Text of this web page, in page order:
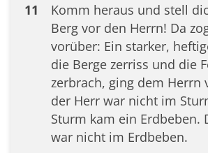
11
Komm heraus und stell
Berg vor den Herrn! Da
vorüber: Ein starker,
die Berge zerriss und die
zerbrach, ging dem Herrn
der Herr war nicht im
Sturm kam ein Erdbeben.
war nicht im Erdbeben.